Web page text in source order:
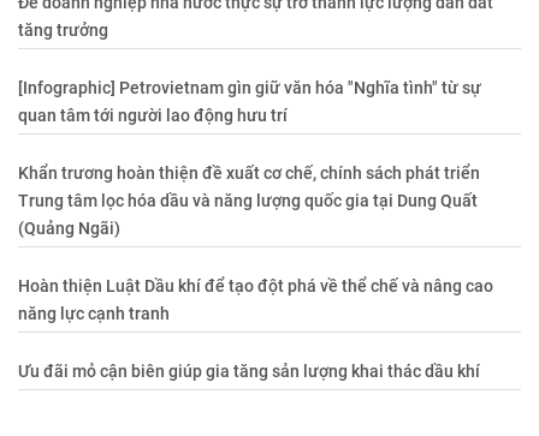
tăng trưởng
[Infographic] Petrovietnam gìn giữ văn hóa "Nghĩa tình" từ sự
quan tâm tới người lao động hưu trí
Khẩn trương hoàn thiện đề xuất cơ chế, chính sách phát triển
Trung tâm lọc hóa dầu và năng lượng quốc gia tại Dung Quất
(Quảng Ngãi)
Hoàn thiện Luật Dầu khí để tạo đột phá về thể chế và nâng cao
năng lực cạnh tranh
Ưu đãi mỏ cận biên giúp gia tăng sản lượng khai thác dầu khí